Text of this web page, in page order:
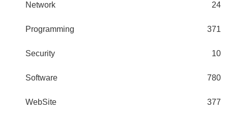
Network 24
Programming 371
Security 10
Software 780
WebSite 377